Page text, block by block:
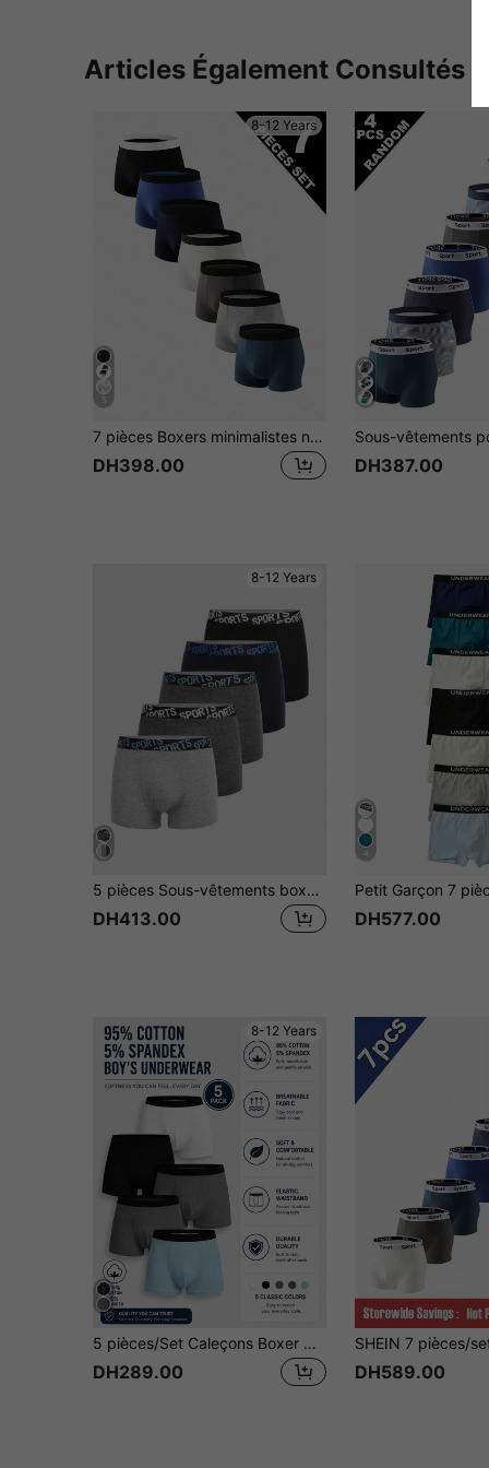
Articles Également Consultés
8-12 Years
5
7 pièces Boxers minimalistes noirs mode pour garçons, confortables pour toutes les saisons
DH398.00 DH387.00
8-12 Years
5 pièces Sous-vêtements boxeurs à taille élastique avec lettres colorbloquées pour garçons préadolescents, vêtements de sport décontractés
DH413.00
4
DH577.00
8-12 Years
5 pièces/Set Caleçons Boxer Garçon Imprimé dessin animé Cool Noir & Gris, Sensation Confortable, Convient Pour Toutes les Saisons
DH289.00 DH589.00